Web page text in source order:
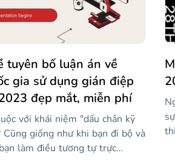
tuyên bố luận án về
gia sử dụng gián điệp
đẹp mắt, miễn phí
với khái niệm "dấu chân kỹ
Cũng giống như khi bạn đi bộ và
làm điều tương tự trực